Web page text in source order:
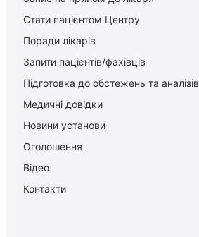
Стати пацієнтом Центру
Поради лікарів
Запити пацієнтів/фахівців
Підготовка до обстежень та аналізів
Медичні довідки
Новини установи
Оголошення
Відео
Контакти